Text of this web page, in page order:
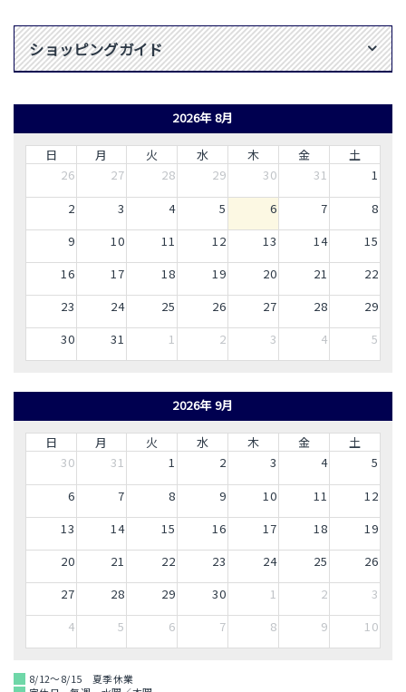
ショッピングガイド
2026年 8月
日 月 火 水 木 金
土
26
27 28 29 30 31
1
2
3 4 5 6 7
8
9
10 11 12 13 14
15
16
17 18 19 20 21
22
23
24 25 26 27 28
29
30
31 1 2 3 4 5
2026年 9月
日 月 火 水 木 金
土
30
31 1 2 3 4
5
6
7 8 9 10 11
12
13
14 15 16 17 18
19
20
21 22 23 24 25
26
27
28 29 30 1 2
3
4
5 6 7 8 9 10
8/12～8/15 夏季休業